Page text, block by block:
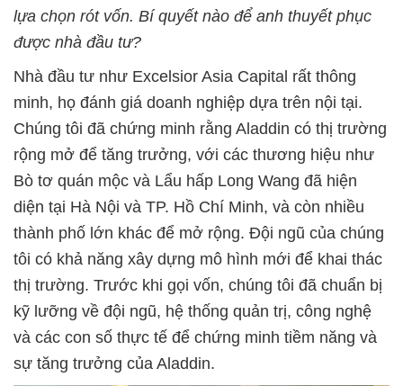
lựa chọn rót vốn. Bí quyết nào để anh thuyết phục
được nhà đầu tư?
Nhà đầu tư như Excelsior Asia Capital rất thông
minh, họ đánh giá doanh nghiệp dựa trên nội tại.
Chúng tôi đã chứng minh rằng Aladdin có thị trường
rộng mở để tăng trưởng, với các thương hiệu như
Bò tơ quán mộc và Lẩu hấp Long Wang đã hiện
diện tại Hà Nội và TP. Hồ Chí Minh, và còn nhiều
thành phố lớn khác để mở rộng. Đội ngũ của chúng
tôi có khả năng xây dựng mô hình mới để khai thác
thị trường. Trước khi gọi vốn, chúng tôi đã chuẩn bị
kỹ lưỡng về đội ngũ, hệ thống quản trị, công nghệ
và các con số thực tế để chứng minh tiềm năng và
sự tăng trưởng của Aladdin.